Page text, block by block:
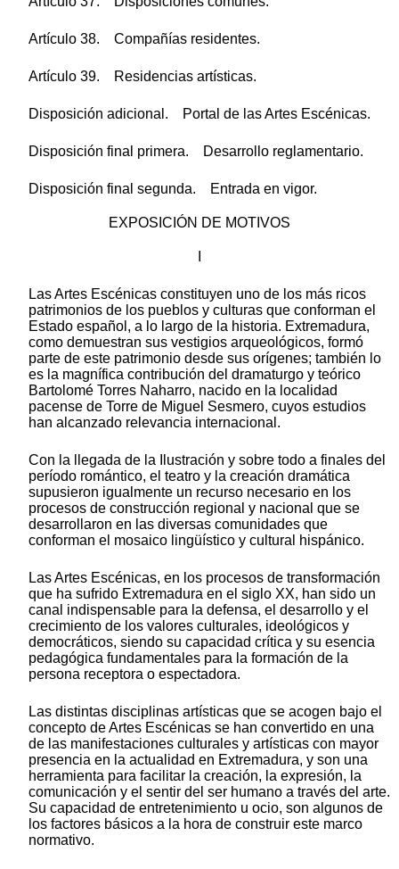
Artículo 38. Compañías residentes.
Artículo 39. Residencias artísticas.
Disposición adicional. Portal de las Artes Escénicas.
Disposición final primera. Desarrollo reglamentario.
Disposición final segunda. Entrada en vigor.
EXPOSICIÓN DE MOTIVOS
Las Artes Escénicas constituyen uno de los más ricos
patrimonios de los pueblos y culturas que conforman el
Estado español, a lo largo de la historia. Extremadura,
como demuestran sus vestigios arqueológicos, formó
parte de este patrimonio desde sus orígenes; también lo
es la magnífica contribución del dramaturgo y teórico
Bartolomé Torres Naharro, nacido en la localidad
pacense de Torre de Miguel Sesmero, cuyos estudios
han alcanzado relevancia internacional.
Con la llegada de la Ilustración y sobre todo a finales del
período romántico, el teatro y la creación dramática
supusieron igualmente un recurso necesario en los
procesos de construcción regional y nacional que se
desarrollaron en las diversas comunidades que
conforman el mosaico lingüístico y cultural hispánico.
Las Artes Escénicas, en los procesos de transformación
que ha sufrido Extremadura en el siglo XX, han sido un
canal indispensable para la defensa, el desarrollo y el
crecimiento de los valores culturales, ideológicos y
democráticos, siendo su capacidad crítica y su esencia
pedagógica fundamentales para la formación de la
persona receptora o espectadora.
Las distintas disciplinas artísticas que se acogen bajo el
concepto de Artes Escénicas se han convertido en una
de las manifestaciones culturales y artísticas con mayor
presencia en la actualidad en Extremadura, y son una
herramienta para facilitar la creación, la expresión, la
comunicación y el sentir del ser humano a través del arte.
Su capacidad de entretenimiento u ocio, son algunos de
los factores básicos a la hora de construir este marco
normativo.